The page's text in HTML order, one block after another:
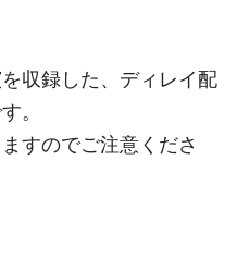
収録した、ディレイ配
。
すのでご注意くださ